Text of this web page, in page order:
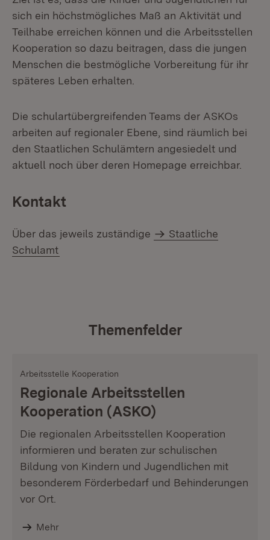
sich ein höchstmögliches Maß an Aktivität und
Teilhabe erreichen können und die Arbeitsstellen
Kooperation so dazu beitragen, dass die jungen
Menschen die bestmögliche Vorbereitung für ihr
späteres Leben erhalten.
Die schulartübergreifenden Teams der ASKOs
arbeiten auf regionaler Ebene, sind räumlich bei
den Staatlichen Schulämtern angesiedelt und
aktuell noch über deren Homepage erreichbar.
Kontakt
Über das jeweils zuständige
Staatliche
Schulamt
Themenfelder
Arbeitsstelle Kooperation
Regionale Arbeitsstellen
Kooperation (ASKO)
Die regionalen Arbeitsstellen Kooperation
informieren und beraten zur schulischen
Bildung von Kindern und Jugendlichen mit
besonderem Förderbedarf und Behinderungen
vor Ort.
Mehr